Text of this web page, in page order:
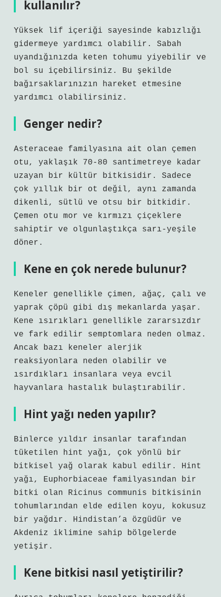
kullanılır?
Yüksek lif içeriği sayesinde kabızlığı
gidermeye yardımcı olabilir. Sabah
uyandığınızda keten tohumu yiyebilir ve
bol su içebilirsiniz. Bu şekilde
bağırsaklarınızın hareket etmesine
yardımcı olabilirsiniz.
Genger nedir?
Asteraceae familyasına ait olan çemen
otu, yaklaşık 70-80 santimetreye kadar
uzayan bir kültür bitkisidir. Sadece
çok yıllık bir ot değil, aynı zamanda
dikenli, sütlü ve otsu bir bitkidir.
Çemen otu mor ve kırmızı çiçeklere
sahiptir ve olgunlaştıkça sarı-yeşile
döner.
Kene en çok nerede bulunur?
Keneler genellikle çimen, ağaç, çalı ve
yaprak çöpü gibi dış mekanlarda yaşar.
Kene ısırıkları genellikle zararsızdır
ve fark edilir semptomlara neden olmaz.
Ancak bazı keneler alerjik
reaksiyonlara neden olabilir ve
ısırdıkları insanlara veya evcil
hayvanlara hastalık bulaştırabilir.
Hint yağı neden yapılır?
Binlerce yıldır insanlar tarafından
tüketilen hint yağı, çok yönlü bir
bitkisel yağ olarak kabul edilir. Hint
yağı, Euphorbiaceae familyasından bir
bitki olan Ricinus communis bitkisinin
tohumlarından elde edilen koyu, kokusuz
bir yağdır. Hindistan’a özgüdür ve
Akdeniz iklimine sahip bölgelerde
yetişir.
Kene bitkisi nasıl yetiştirilir?